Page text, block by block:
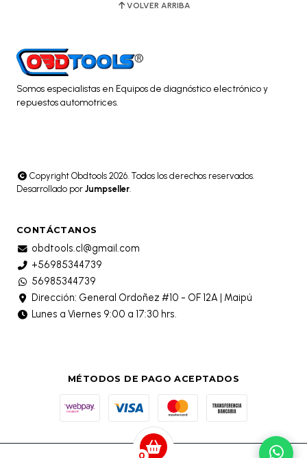
0
VOLVER ARRIBA
Somos especialistas en Equipos de diagnóstico electrónico y
repuestos automotrices.
Copyright Obdtools 2026. Todos los derechos reservados.
Desarrollado por Jumpseller.
CONTÁCTANOS
obdtools.cl@gmail.com
+56985344739
56985344739
Dirección: General Ordoñez #10 - OF 12A | Maipú
Lunes a Viernes 9:00 a 17:30 hrs.
MÉTODOS DE PAGO ACEPTADOS